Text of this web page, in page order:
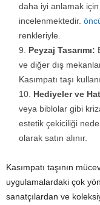
daha iyi anlamak
incelenmektedir.
renkleriyle.
Peyzaj Tasarımı:
ve diğer dış
Kasımpatı taşı
Hediyeler ve
veya biblolar gibi
estetik çekiciliği
olarak satın alınır.
Kasımpatı taşının
uygulamalardaki çok
sanatçılardan ve